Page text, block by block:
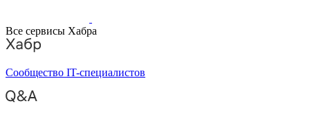
Все сервисы Хабра
Сообщество IT-специалистов